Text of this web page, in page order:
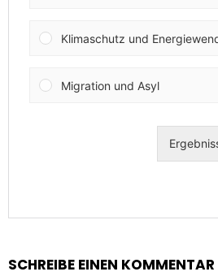
SCHREIBE EINEN KOMMENTAR